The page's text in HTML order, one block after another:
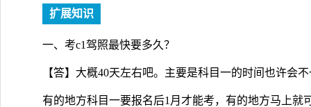
扩展知识
一、考c1驾照最快要多久？
【答】大概40天左右吧。主要是科目一的时间也许会
有的地方科目一要报名后1月才能考，有的地方马上就